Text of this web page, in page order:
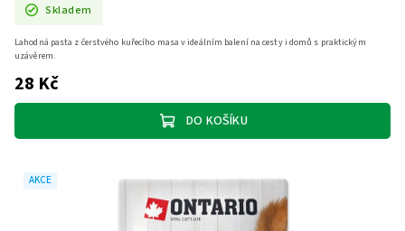
Skladem
28 Kč
DO KOŠÍKU
Lahodná pasta z čerstvého kuřecího masa v ideálním balení na cesty i domů s praktickým
uzávěrem.
AKCE